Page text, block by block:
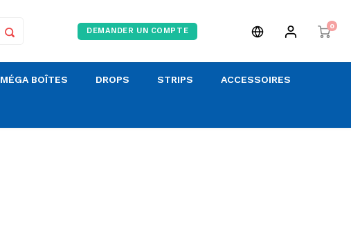
DEMANDER UN COMPTE
0
MÉGA BOÎTES DROPS STRIPS ACCESSOIRES